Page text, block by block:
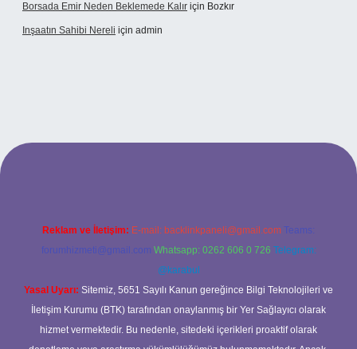
Borsada Emir Neden Beklemede Kalır için Bozkır
Inşaatın Sahibi Nereli için admin
Reklam ve İletişim: E-mail: backlinkpaneli@gmail.com Teams:
forumhizmeti@gmail.com Whatsapp: 0262 606 0 726 Telegram:
@karabul
Yasal Uyarı: Sitemiz, 5651 Sayılı Kanun gereğince Bilgi Teknolojileri ve
İletişim Kurumu (BTK) tarafından onaylanmış bir Yer Sağlayıcı olarak
hizmet vermektedir. Bu nedenle, sitedeki içerikleri proaktif olarak